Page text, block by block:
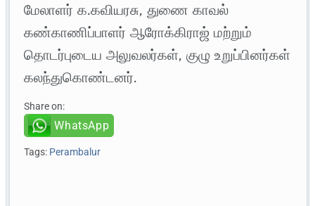
மேலாளர் க.கவியரசு, துணை காவல்
கண்காணிப்பாளர் ஆரோக்கிராஜ் மற்றும்
தொடர்புடைய அலுவலர்கள், குழு உறுப்பினர்கள்
கலந்துகொண்டனர்.
Share on:
WhatsApp
Tags: Perambalur